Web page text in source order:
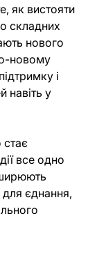
як вистояти
складних
нового
новому
і
навіть у
стає
все одно
єднання,